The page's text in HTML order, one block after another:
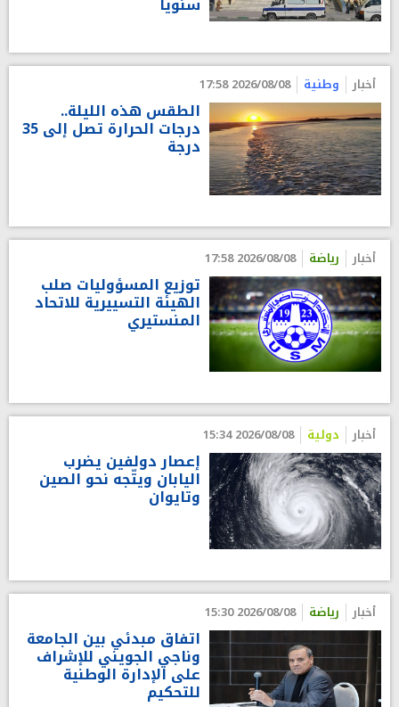
أخبار وطنية 2026/08/08 17:58
الطقس هذه الليلة..
درجات الحرارة تصل إلى 35
درجة
أخبار رياضة 2026/08/08 17:58
توزيع المسؤوليات صلب
الهيئة التسييرية للاتحاد
المنستيري
أخبار دولية 2026/08/08 15:34
إعصار دولفين يضرب
اليابان ويتّجه نحو الصين
وتايوان
أخبار رياضة 2026/08/08 15:30
اتفاق مبدئي بين الجامعة
وناجي الجويني للإشراف
على الإدارة الوطنية
للتحكيم